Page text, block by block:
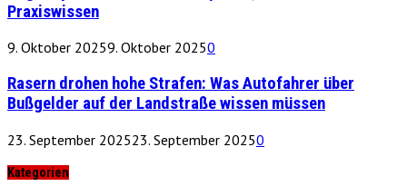
Praxiswissen
9. Oktober 20259. Oktober 20250
Rasern drohen hohe Strafen: Was Autofahrer über
Bußgelder auf der Landstraße wissen müssen
23. September 202523. September 20250
Kategorien